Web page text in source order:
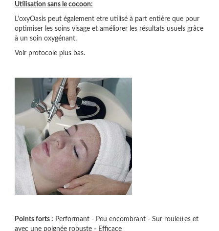
Utilisation sans le cocoon:
L'oxyOasis peut également etre utilisé à part entière que pour
optimiser les soins visage et améliorer les résultats usuels grâce
à un soin oxygénant.
Voir protocole plus bas.
Points forts : Performant - Peu encombrant - Sur roulettes et
avec une poignée robuste - Efficace